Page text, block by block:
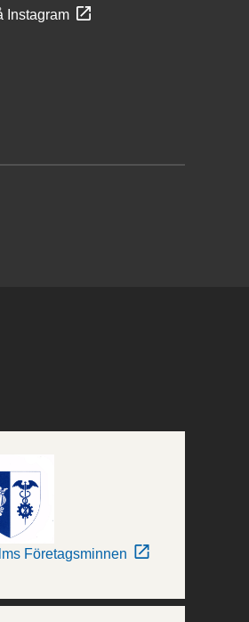
Instagram
Företagsminnen